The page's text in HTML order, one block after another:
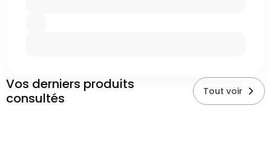
Vos derniers produits
consultés
Tout voir